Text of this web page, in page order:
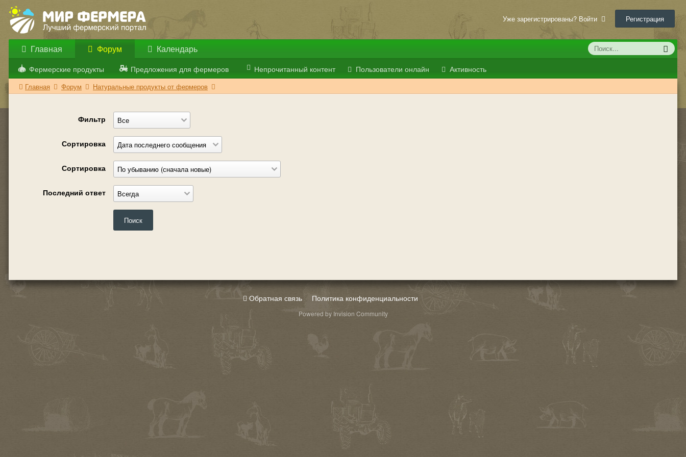
Уже зарегистрированы? Войти Регистрация
Главная Форум
Фермерские продукты Предложения для фермеров Непрочитанный контент Пользователи онлайн Активность
Календарь
Главная Форум Натуральные продукты от фермеров
Фильтр
Сортировка
Сортировка
Последний ответ
Поиск
Обратная связь Политика конфиденциальности
Powered by Invision Community